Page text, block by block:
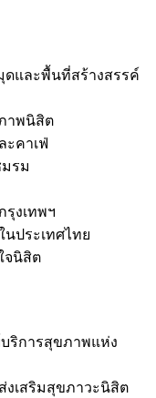
ดและพื้นที่สร้างสรรค์
าพนิสิต
ะคาเฟ่
รม
งเทพฯ
ประเทศไทย
จนิสิต
ริการสุขภาพแห่ง
งเสริมสุขภาวะนิสิต